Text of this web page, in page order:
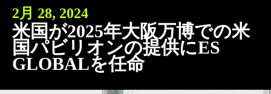
2月 28, 2024
米国が2025年大阪万博での米
国パビリオンの提供にES
GLOBALを任命